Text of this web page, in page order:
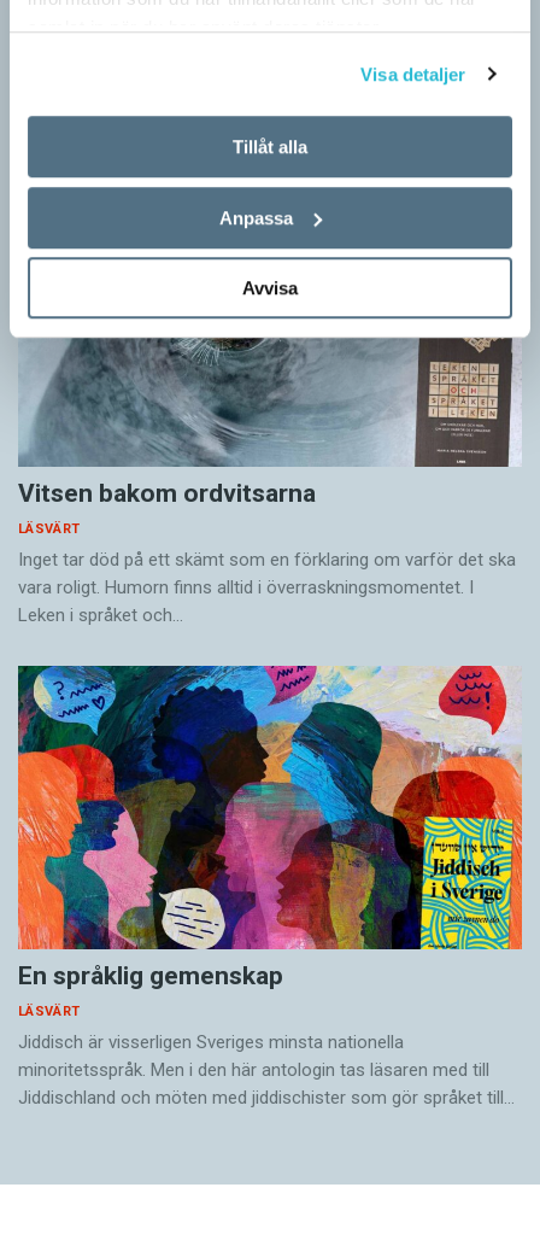
samlat in när du har använt deras tjänster.
Visa detaljer
Tillåt alla
Anpassa
Avvisa
Johansson följe med författare som August Strindberg,
Vitsen bakom ordvitsarna
LÄSVÄRT
Inget tar död på ett skämt som en förklaring om varför det ska
vara roligt. Humorn finns alltid i överrask­ningsmomentet. I
Leken i språket och…
En språklig gemenskap
LÄSVÄRT
Jiddisch är visserligen Sveriges minsta nationella
minoritetsspråk. Men i den här antologin tas läsaren med till
Jiddischland och möten med jiddischister som gör språket till…